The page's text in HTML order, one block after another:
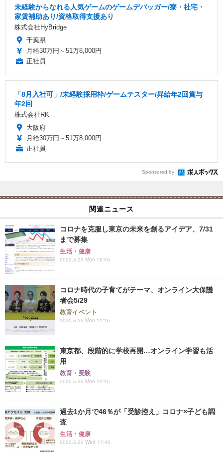
未経験からなれる人気ゲームのゲームデバッガー/寮・社宅・
家賃補助あり/資格取得支援あり
株式会社HyBridge
千葉県
月給30万円～51万8,000円
正社員
「8月入社可」/未経験採用枠/ゲームテスター/昇給年2回賞与
年2回
株式会社RK
大阪府
月給30万円～51万8,000円
正社員
Sponsored by
関連ニュース
コロナを克服し東京の未来を創るアイデア、7/31
まで募集
生活・健康
2020.5.25 Mon 15:45
コロナ時代の子育てがテーマ、オンライン大保護
者会5/29
教育イベント
2020.5.25 Mon 11:15
東京都、段階的に学校再開…オンライン学習も活
用
教育・受験
2020.5.25 Mon 10:45
過去1か月で46％が「受診控え」コロナ×子ども調
査
生活・健康
2020.5.20 Wed 17:45